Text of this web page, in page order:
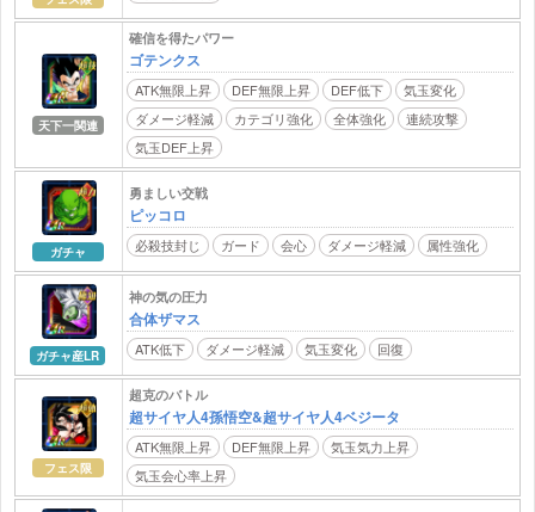
天下一関連
確信を得たパワー
ゴテンクス
ATK無限上昇 DEF無限上昇 DEF低下
気玉変化
ダメージ軽減
カテゴリ強化 全体強化
連続攻撃
気玉DEF上昇
ガチャ
勇ましい交戦
ピッコロ
必殺技封じ ガード 会心 ダメージ軽減 属性強化
ガチャ産LR
神の気の圧力
合体ザマス
ATK低下 ダメージ軽減 気玉変化 回復
フェス限
超克のバトル
超サイヤ人4孫悟空&超サイヤ人4ベジータ
ATK無限上昇 DEF無限上昇
気玉気力上昇
気玉会心率上昇